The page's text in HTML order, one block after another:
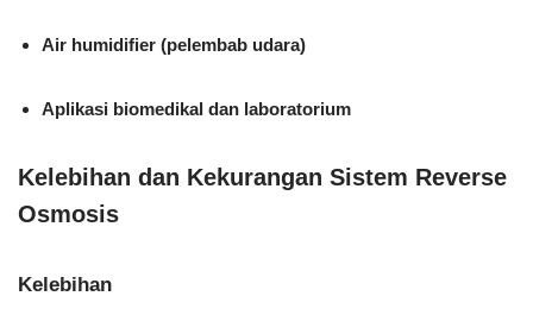
Air humidifier (pelembab udara)
Aplikasi biomedikal dan laboratorium
Kelebihan dan Kekurangan Sistem Reverse
Osmosis
Kelebihan